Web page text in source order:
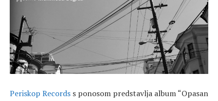
Periskop Records s ponosom predstavlja album “Opasan